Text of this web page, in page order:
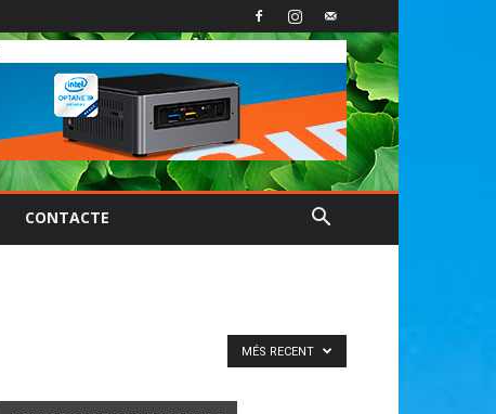
CONTACTE
MÉS RECENT